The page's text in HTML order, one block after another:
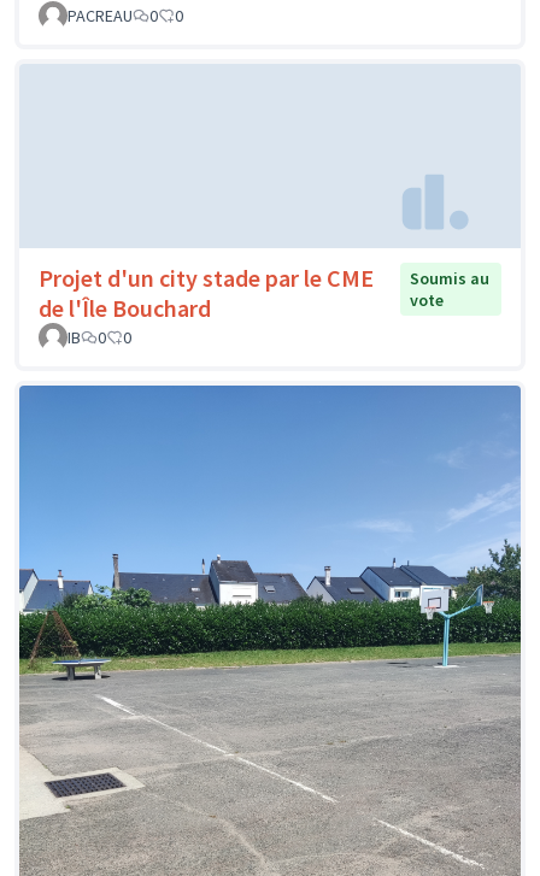
PACREAU 0 0
Projet d'un city stade par le CME
de l'Île Bouchard
Soumis au
vote
IB
0 0